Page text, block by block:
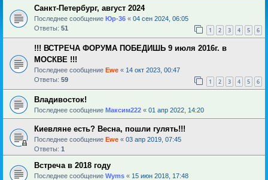
Санкт-Петербург, август 2024
Последнее сообщение Юр-36 « 04 сен 2024, 06:05
Ответы: 51 1 2 3 4 5 6
!!! ВСТРЕЧА ФОРУМА ПОБЕДИШЬ 9 июля 2016г. в
МОСКВЕ !!!
Последнее сообщение Ewe « 14 окт 2023, 00:47
Ответы: 59 1 2 3 4 5 6
Владивосток!
Последнее сообщение Максим222 « 01 апр 2022, 14:20
Киевляне есть? Весна, пошли гулять!!!
Последнее сообщение Ewe « 03 апр 2019, 07:45
Ответы: 1
Встреча в 2018 году
Последнее сообщение Wyms « 15 июн 2018, 17:48